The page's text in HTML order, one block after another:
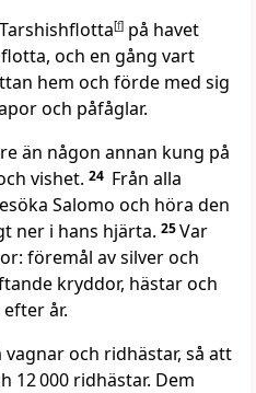
[f] på havet
och en gång vart
hem och förde med sig
och påfåglar.
än någon annan kung på
vishet. 24 Från alla
Salomo och höra den
ner i hans hjärta. 25Var
föremål av silver och
kryddor, hästar och
år.
och ridhästar, så att
12 000 ridhästar. Dem